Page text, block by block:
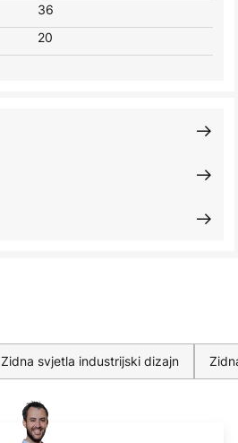
36
20
Zidna svjetla industrijski dizajn